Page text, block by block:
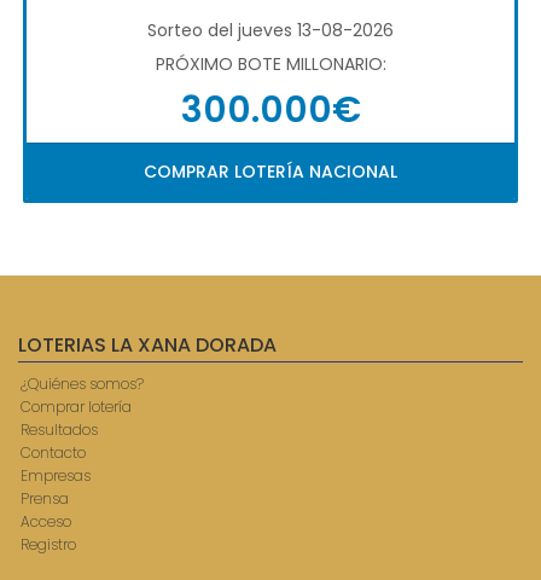
Sorteo del jueves 13-08-2026
PRÓXIMO BOTE MILLONARIO:
300.000€
COMPRAR LOTERÍA NACIONAL
LOTERIAS LA XANA DORADA
¿Quiénes somos?
Comprar lotería
Resultados
Contacto
Empresas
Prensa
Acceso
Registro